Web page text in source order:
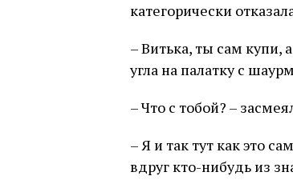
категорически
– Витька, ты сам купи,
угла на палатку с
– Что с тобой? –
– Я и так тут как это
вдруг кто-нибудь из